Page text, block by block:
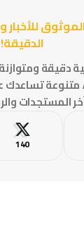
للأخبار
الدقيقة!
دقيقة
تساعدك
المستجدات
140